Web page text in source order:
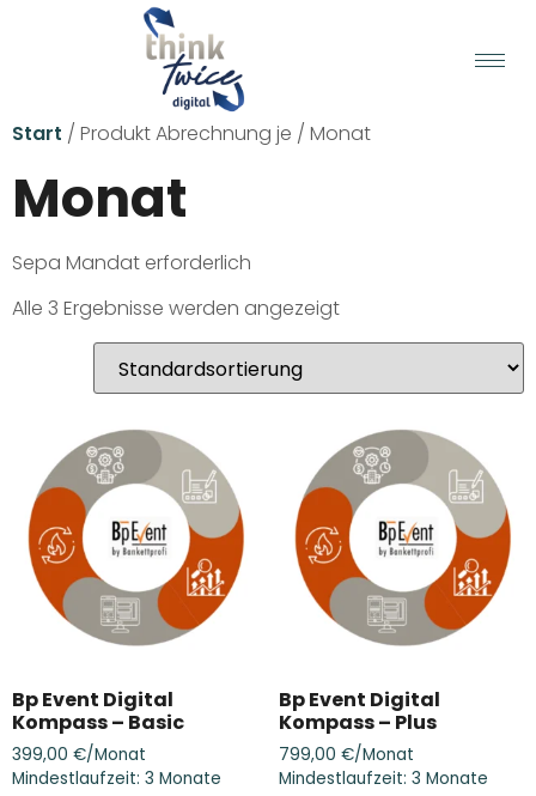
Start / Produkt Abrechnung je / Monat
Monat
Sepa Mandat erforderlich
Alle 3 Ergebnisse werden angezeigt
Bp Event Digital
Kompass – Basic
399,00 €/Monat
Mindestlaufzeit: 3 Monate
Bp Event Digital
Kompass – Plus
799,00 €/Monat
Mindestlaufzeit: 3 Monate